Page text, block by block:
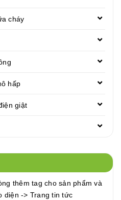
cháy
hấp
giật
thêm tag cho sản phẩm và
diện -> Trang tin tức